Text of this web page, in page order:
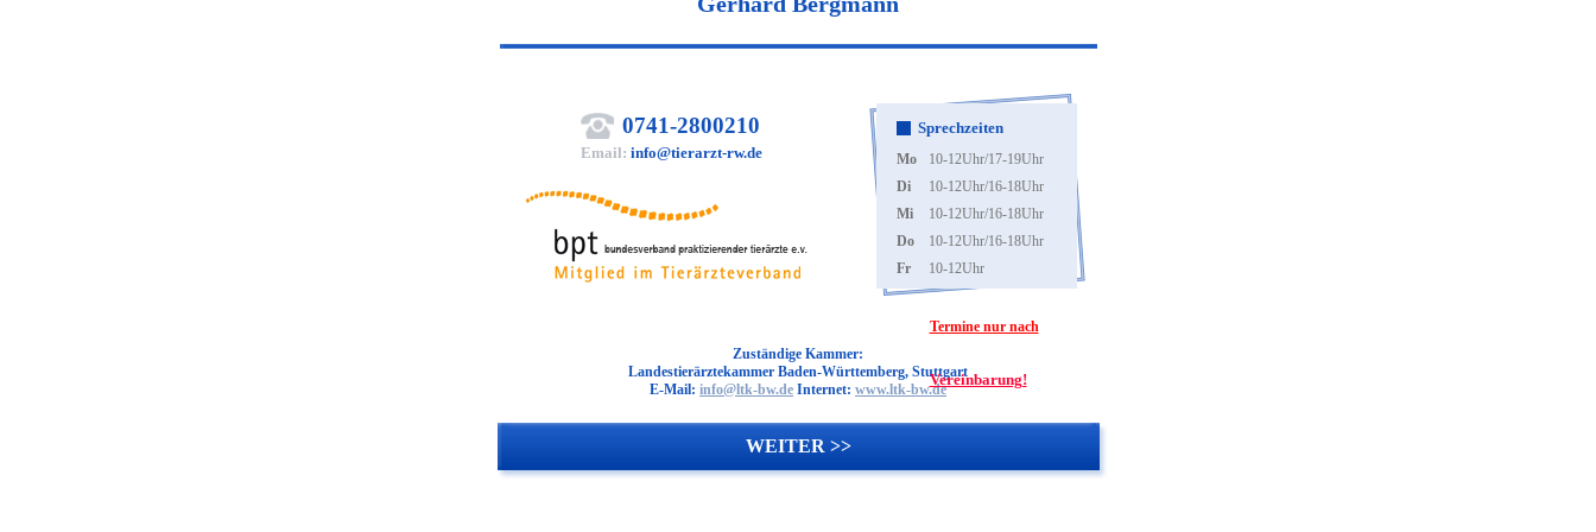
0741-2800210
Email: info@tierarzt-rw.de
Sprechzeiten
Mo
10-12Uhr/17-19Uhr
Di
10-12Uhr/16-18Uhr
Mi
10-12Uhr/16-18Uhr
Do
10-12Uhr/16-18Uhr
Fr
10-12Uhr
Termine nur nach
Vereinbarung!
Zuständige Kammer:
Landestierärztekammer Baden-Württemberg, Stuttgart
E-Mail: info@ltk-bw.de Internet: www.ltk-bw.de
WEITER >>